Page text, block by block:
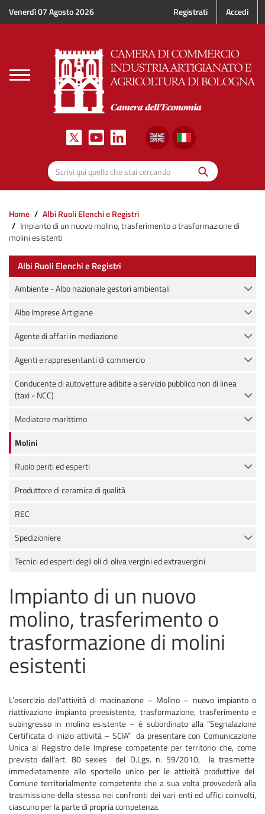
Salta al contenuto principale
Venerdì 07 Agosto 2026 Registrati Accedi
Toggle
navigation
Scrivi qui quello che stai cercando
Cerca
Home
Albi Ruoli Elenchi e Registri
Impianto di un nuovo molino, trasferimento o trasformazione di
molini esistenti
Albi Ruoli Elenchi e Registri
Ambiente - Albo nazionale gestori ambientali
Albo Imprese Artigiane
Agente di affari in mediazione
Agenti e rappresentanti di commercio
Conducente di autovetture adibite a servizio pubblico non di linea
(taxi - NCC)
Mediatore marittimo
Molini
Ruolo periti ed esperti
Produttore di ceramica di qualità
REC
Spedizioniere
Tecnici ed esperti degli oli di oliva vergini ed extravergini
Impianto di un nuovo
molino, trasferimento o
trasformazione di molini
esistenti
L’esercizio dell’attività di macinazione – Molino – nuovo impianto o
riattivazione impianto preesistente, trasformazione, trasferimento e
subingresso in molino esistente – è subordinato alla “Segnalazione
Certificata di inizio attività – SCIA” da presentare con Comunicazione
Unica al Registro delle Imprese competente per territorio che, come
previsto dall’art. 80 sexies del D.Lgs. n. 59/2010, la trasmette
immediatamente allo sportello unico per le attività produttive del
Comune territorialmente competente che a sua volta provvederà alla
trasmissione della stessa nei confronti dei vari enti ed uffici coinvolti,
ciascuno per la parte di propria competenza.